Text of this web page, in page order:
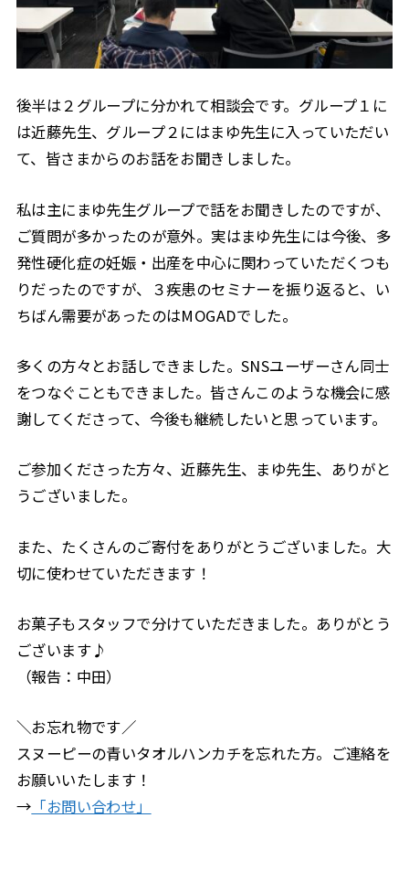
後半は２グループに分かれて相談会です。グループ１に
は近藤先生、グループ２にはまゆ先生に入っていただい
て、皆さまからのお話をお聞きしました。
私は主にまゆ先生グループで話をお聞きしたのですが、
ご質問が多かったのが意外。実はまゆ先生には今後、多
発性硬化症の妊娠・出産を中心に関わっていただくつも
りだったのですが、３疾患のセミナーを振り返ると、い
ちばん需要があったのはMOGADでした。
多くの方々とお話しできました。SNSユーザーさん同士
をつなぐこともできました。皆さんこのような機会に感
謝してくださって、今後も継続したいと思っています。
ご参加くださった方々、近藤先生、まゆ先生、ありがと
うございました。
また、たくさんのご寄付をありがとうございました。大
切に使わせていただきます！
お菓子もスタッフで分けていただきました。ありがとう
ございます♪
（報告：中田）
＼お忘れ物です／
スヌーピーの青いタオルハンカチを忘れた方。ご連絡を
お願いいたします！
→ 「お問い合わせ」